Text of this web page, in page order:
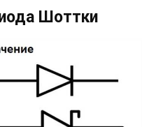
Шоттки